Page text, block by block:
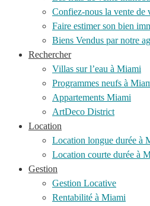
Confiez-nous la vente de
Faire estimer son bien
Biens Vendus par notre
Rechercher
Villas sur l’eau à Miami
Programmes neufs à
Appartements Miami
ArtDeco District
Location
Location longue durée à
Location courte durée à
Gestion
Gestion Locative
Rentabilité à Miami